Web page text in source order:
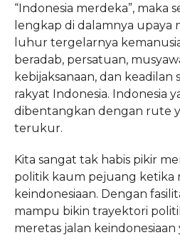
“Indonesia merdeka”, maka
lengkap di dalamnya upaya
luhur tergelarnya
beradab, persatuan,
kebijaksanaan, dan keadilan
rakyat Indonesia. Indonesia
dibentangkan dengan rute
terukur.
Kita sangat tak habis pikir
politik kaum pejuang ketika
keindonesiaan. Dengan
mampu bikin trayektori
meretas jalan keindonesiaan